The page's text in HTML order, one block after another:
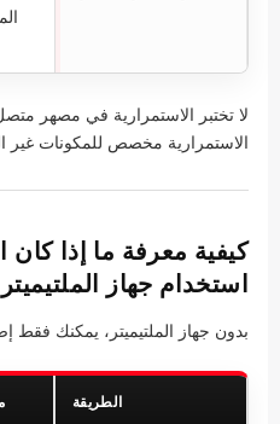
لا تختبر الاستمرارية في مصهر
الاستمرارية مخصص للمكونات غير
كيفية معرفة ما إذا كان
استخدام جهاز الملتيميتر
بدون جهاز الملتيميتر، يمكنك فقط
الطريقة